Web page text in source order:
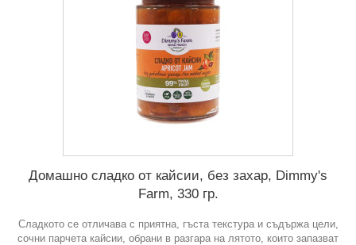
Домашно сладко от кайсии, без захар, Dimmy's
Farm, 330 гр.
Сладкото се отличава с приятна, гъста текстура и съдържа цели,
сочни парчета кайсии, обрани в разгара на лятото, които запазват